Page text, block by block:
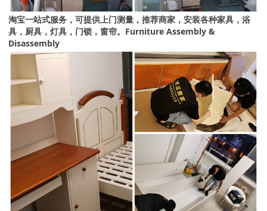
淘宝一站式服务，可提供上门测量，推荐商家，安装各种家具，浴
具，厨具，灯具，门锁，窗帘。Furniture Assembly &
Disassembly